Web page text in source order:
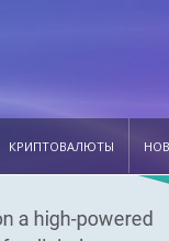
КРИПТОВАЛЮТЫ